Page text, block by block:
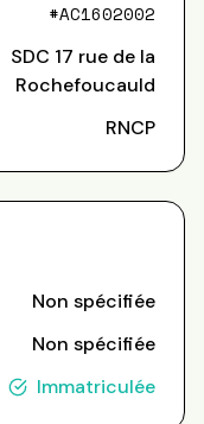
#AC1602002
SDC 17 rue de la
Rochefoucauld
RNCP
Non spécifiée
Non spécifiée
Immatriculée